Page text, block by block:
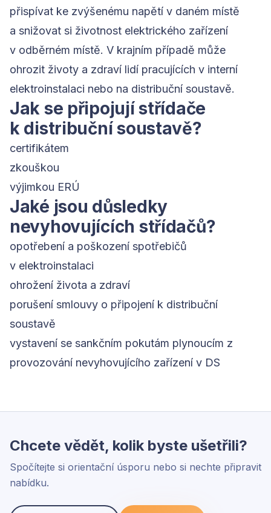
přispívat ke zvýšenému napětí v daném místě
a snižovat si životnost elektrického zařízení
v odběrném místě. V krajním případě může
ohrozit životy a zdraví lidí pracujících v interní
elektroinstalaci nebo na distribuční soustavě.
Jak se připojují střídače
k distribuční soustavě?
certifikátem
zkouškou
výjimkou ERÚ
Jaké jsou důsledky
nevyhovujících střídačů?
opotřebení a poškození spotřebičů
v elektroinstalaci
ohrožení života a zdraví
porušení smlouvy o připojení k distribuční
soustavě
vystavení se sankčním pokutám plynoucím z
provozování nevyhovujícího zařízení v DS
Chcete vědět, kolik byste ušetřili?
Spočítejte si orientační úsporu nebo si nechte připravit
nabídku.